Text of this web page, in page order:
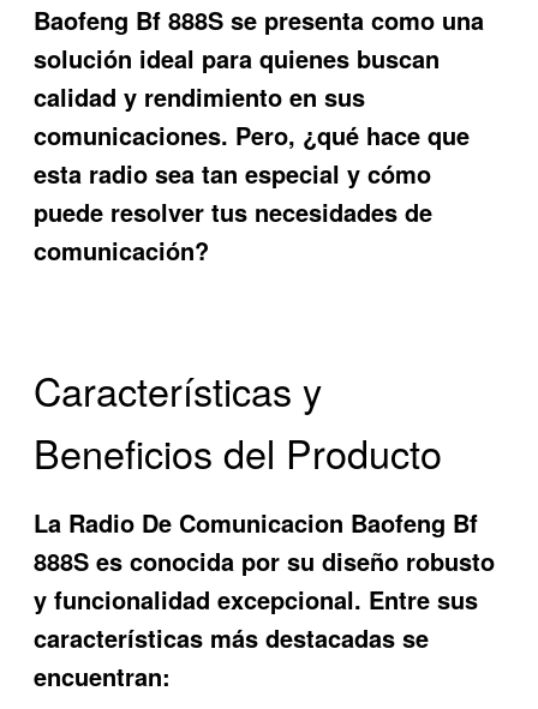
Baofeng Bf 888S se presenta como una
solución ideal para quienes buscan
calidad y rendimiento en sus
comunicaciones. Pero, ¿qué hace que
esta radio sea tan especial y cómo
puede resolver tus necesidades de
comunicación?
Características y
Beneficios del Producto
La Radio De Comunicacion Baofeng Bf
888S es conocida por su diseño robusto
y funcionalidad excepcional. Entre sus
características más destacadas se
encuentran: